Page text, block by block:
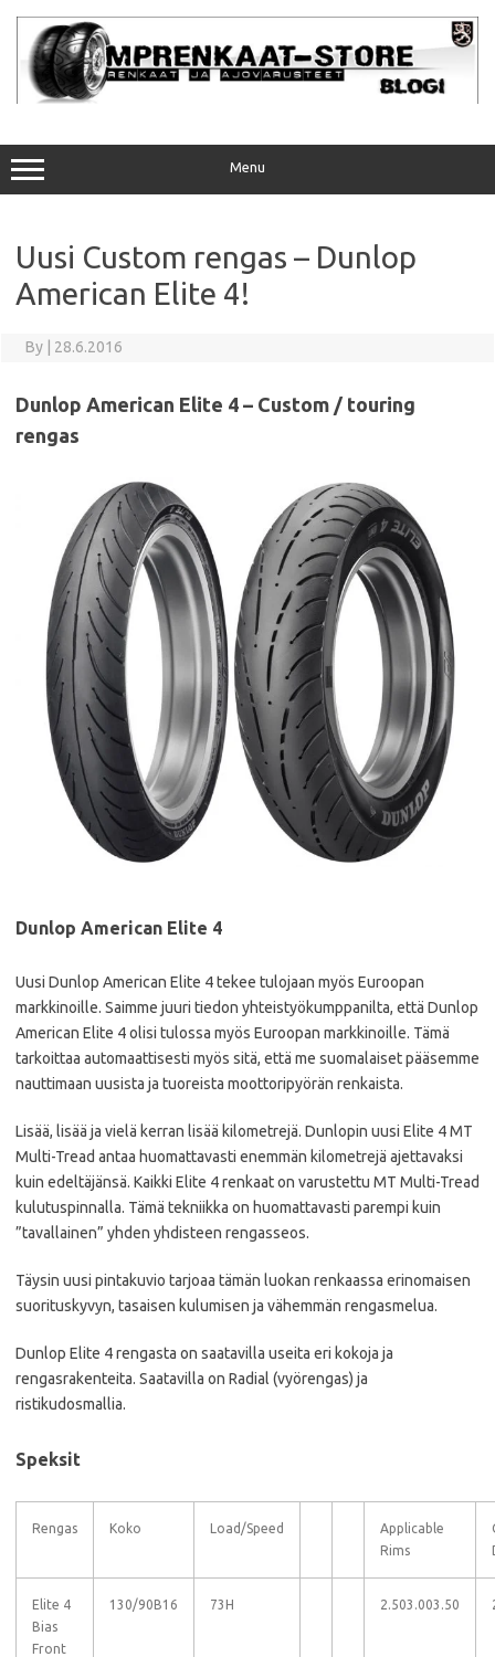
content
Menu
Uusi Custom rengas – Dunlop
American Elite 4!
By 28.6.2016
Dunlop American Elite 4 – Custom / touring
rengas
Dunlop American Elite 4
Uusi Dunlop American Elite 4 tekee tulojaan myös Euroopan
markkinoille. Saimme juuri tiedon yhteistyökumppanilta, että Dunlop
American Elite 4 olisi tulossa myös Euroopan markkinoille. Tämä
tarkoittaa automaattisesti myös sitä, että me suomalaiset pääsemme
nauttimaan uusista ja tuoreista moottoripyörän renkaista.
Lisää, lisää ja vielä kerran lisää kilometrejä. Dunlopin uusi Elite 4 MT
Multi-Tread antaa huomattavasti enemmän kilometrejä ajettavaksi
kuin edeltäjänsä. Kaikki Elite 4 renkaat on varustettu MT Multi-Tread
kulutuspinnalla. Tämä tekniikka on huomattavasti parempi kuin
”tavallainen” yhden yhdisteen rengasseos.
Täysin uusi pintakuvio tarjoaa tämän luokan renkaassa erinomaisen
suorituskyvyn, tasaisen kulumisen ja vähemmän rengasmelua.
Dunlop Elite 4 rengasta on saatavilla useita eri kokoja ja
rengasrakenteita. Saatavilla on Radial (vyörengas) ja
ristikudosmallia.
Speksit
Rengas Koko Load/Speed
Applicable
Rims
Elite 4
Bias
Front
130/90B16 73H 2.503.003.50